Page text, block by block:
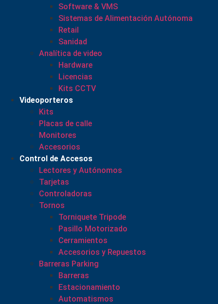
Software & VMS
Sistemas de Alimentación Autónoma
Retail
Sanidad
Analítica de video
Hardware
Licencias
Kits CCTV
Videoporteros
Kits
Placas de calle
Monitores
Accesorios
Control de Accesos
Lectores y Autónomos
Tarjetas
Controladoras
Tornos
Torniquete Tripode
Pasillo Motorizado
Cerramientos
Accesorios y Repuestos
Barreras Parking
Barreras
Estacionamiento
Automatismos